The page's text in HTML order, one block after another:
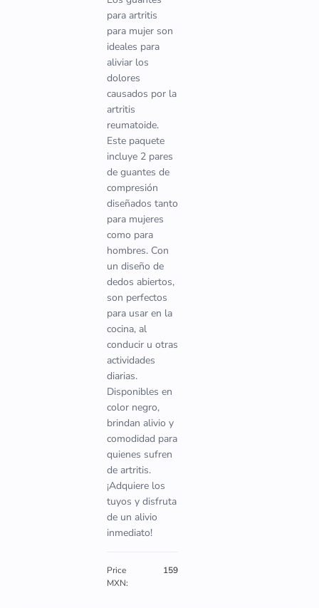
para artritis
para mujer son
ideales para
aliviar los
dolores
causados por la
artritis
reumatoide.
Este paquete
incluye 2 pares
de guantes de
compresión
diseñados tanto
para mujeres
como para
hombres. Con
un diseño de
dedos abiertos,
son perfectos
para usar en la
cocina, al
conducir u otras
actividades
diarias.
Disponibles en
color negro,
brindan alivio y
comodidad para
quienes sufren
de artritis.
¡Adquiere los
tuyos y disfruta
de un alivio
inmediato!
Price
MXN:
159